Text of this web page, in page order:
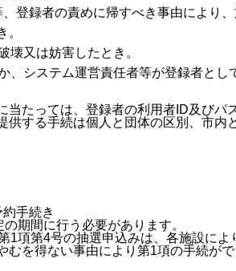
、登録者の責めに帰すべき事由により
。
壊又は妨害したとき。
、システム運営責任者等が登録者とし
当たっては、登録者の利用者ID及びパ
供する手続は個人と団体の区別、市内
手続き
期間に行う必要があります。
1項第4号の抽選申込みは、各施設によ
むを得ない事由により第1項の手続が